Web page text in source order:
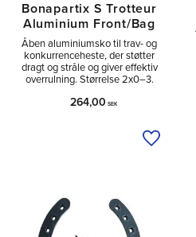
Bonapartix S Trotteur
Aluminium Front/Bag
Åben aluminiumsko til trav- og
konkurrenceheste, der støtter
dragt og stråle og giver effektiv
overrulning. Størrelse 2x0–3.
264,00 SEK
Tilføj til